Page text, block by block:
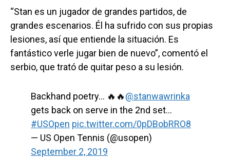
“Stan es un jugador de grandes partidos, de
grandes escenarios. Él ha sufrido con sus propias
lesiones, así que entiende la situación. Es
fantástico verle jugar bien de nuevo”, comentó el
serbio, que trató de quitar peso a su lesión.
Backhand poetry… 🔥🔥@stanwawrinka
gets back on serve in the 2nd set…
#USOpen pic.twitter.com/0pDBobRRO8
— US Open Tennis (@usopen)
September 2, 2019